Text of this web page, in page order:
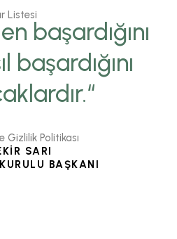
başardığını
başardığını
SARI
BAŞKANI
Listesi
Gizlilik Politikası